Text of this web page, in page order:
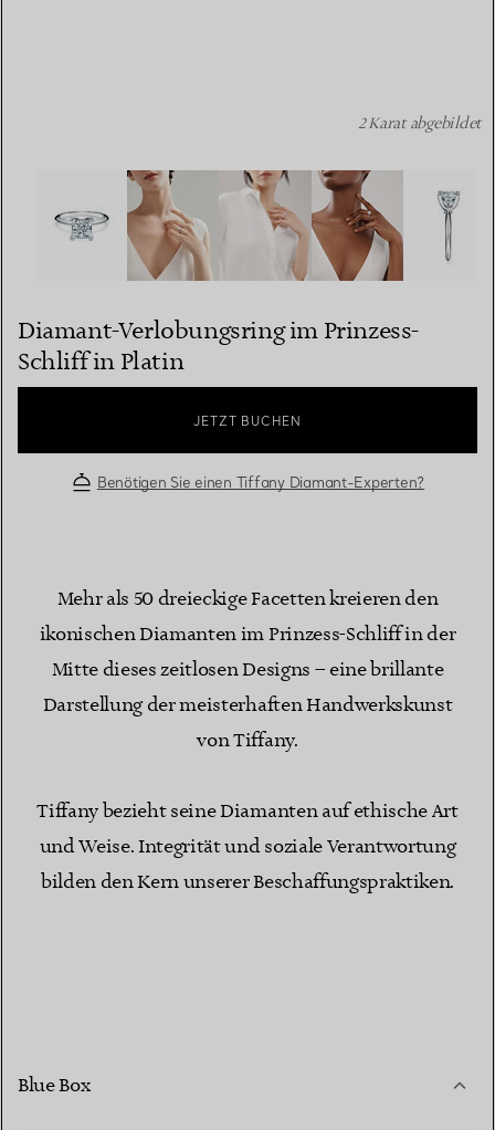
Diamant-Verlobungsring im Prinzess-Schliff in Platin
2 Karat abgebildet
Diamant-Verlobungsring im Prinzess-
Schliff in Platin
JETZT BUCHEN
Benötigen Sie einen Tiffany Diamant-Experten?
Mehr als 50 dreieckige Facetten kreieren den
ikonischen Diamanten im Prinzess-Schliff in der
Mitte dieses zeitlosen Designs – eine brillante
Darstellung der meisterhaften Handwerkskunst
von Tiffany.
Tiffany bezieht seine Diamanten auf ethische Art
und Weise. Integrität und soziale Verantwortung
bilden den Kern unserer Beschaffungspraktiken.
Blue Box